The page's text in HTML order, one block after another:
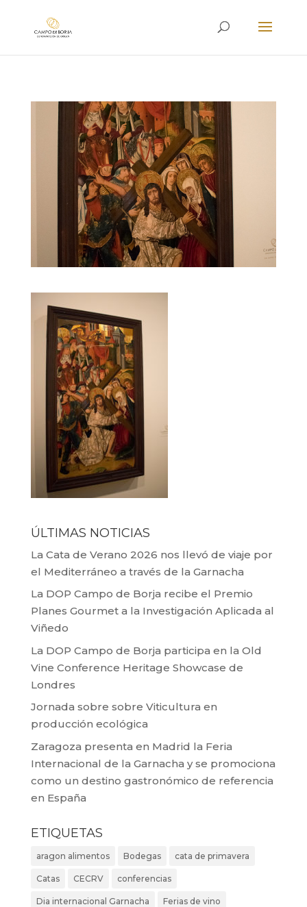
ÚLTIMAS NOTICIAS
La Cata de Verano 2026 nos llevó de viaje por
el Mediterráneo a través de la Garnacha
La DOP Campo de Borja recibe el Premio
Planes Gourmet a la Investigación Aplicada al
Viñedo
La DOP Campo de Borja participa en la Old
Vine Conference Heritage Showcase de
Londres
Jornada sobre sobre Viticultura en
producción ecológica
Zaragoza presenta en Madrid la Feria
Internacional de la Garnacha y se promociona
como un destino gastronómico de referencia
en España
ETIQUETAS
aragon alimentos Bodegas cata de primavera
Catas CECRV conferencias
Dia internacional Garnacha Ferias de vino